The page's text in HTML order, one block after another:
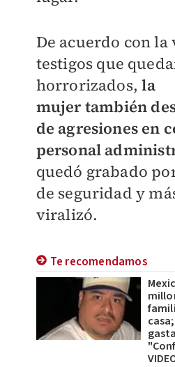
De acuerdo con
testigos que
horrorizados,la
mujertambién
de agresiones en
personal
quedó grabado
de seguridad y
viralizó.
Te recomendamos